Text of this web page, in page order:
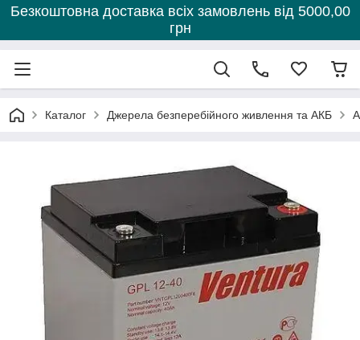
Безкоштовна доставка всіх замовлень від 5000,00
грн
Каталог Джерела безперебійного живлення та АКБ